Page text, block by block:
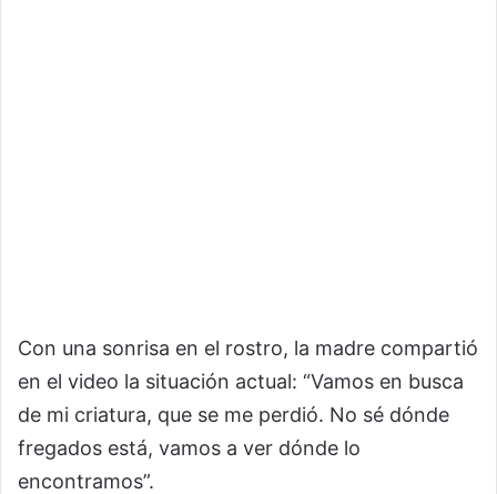
Con una sonrisa en el rostro, la madre compartió
en el video la situación actual: “Vamos en busca
de mi criatura, que se me perdió. No sé dónde
fregados está, vamos a ver dónde lo
encontramos”.